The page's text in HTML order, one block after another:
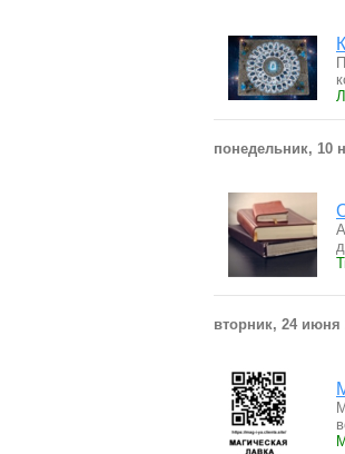
понедельник, 10
вторник, 24 июня